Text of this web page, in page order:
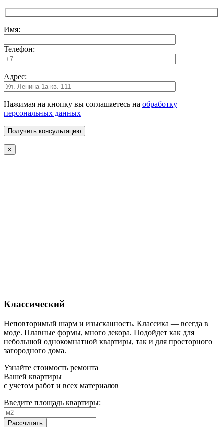
Имя:
Телефон:
Адрес:
Нажимая на кнопку вы соглашаетесь на обработку
персональных данных
×
Классический
Неповторимый шарм и изысканность. Классика — всегда в
моде. Плавные формы, много декора. Подойдет как для
небольшой однокомнатной квартиры, так и для просторного
загородного дома.
Узнайте стоимость ремонта
Вашей квартиры
с учетом работ и всех материалов
Введите площадь квартиры:
Рассчитать